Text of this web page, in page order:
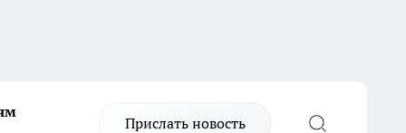
Прислать новость